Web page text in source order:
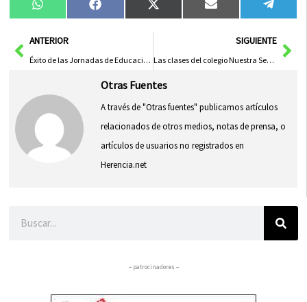
Compartir
en
WhatsAppCompartir
en
FacebookCompartir
en
X
(Twitter)
Compartir
en
Email
en
AntANTERIOR
Éxito de las Jornadas de Educación Emocional a través de los Cuentos
SIGUIENTE
Las clases del colegio Nuestra Señora de la Merced salen a la calle
Otras Fuentes
A través de "Otras fuentes" publicamos artículos
relacionados de otros medios, notas de prensa, o
artículos de usuarios no registrados en
Herencia.net
– patrocinadores –